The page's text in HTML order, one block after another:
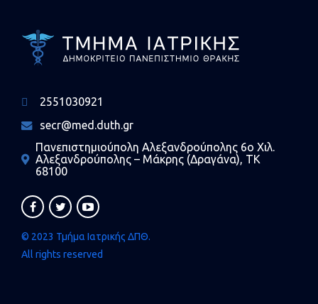
2551030921
secr@med.duth.gr
Πανεπιστημιούπολη Αλεξανδρούπολης 6ο Χιλ.
Αλεξανδρούπολης – Μάκρης (Δραγάνα), ΤΚ
68100
© 2023 Τμήμα Ιατρικής ΔΠΘ.
All rights reserved